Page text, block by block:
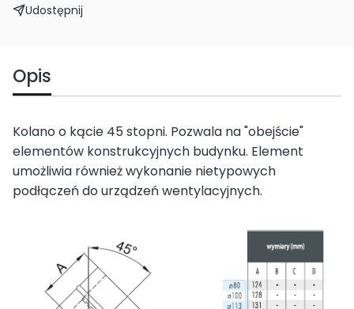
Udostępnij
Opis
Kolano o kącie 45 stopni. Pozwala na "obejście"
elementów konstrukcyjnych budynku. Element
umożliwia również wykonanie nietypowych
podłączeń do urządzeń wentylacyjnych.